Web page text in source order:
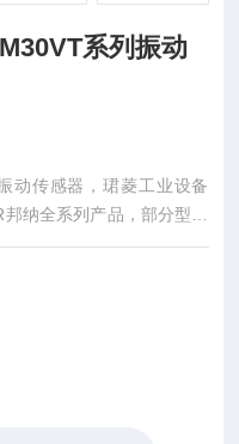
系列振动
动传感器，珺菱工业设备
纳全系列产品，部分型号